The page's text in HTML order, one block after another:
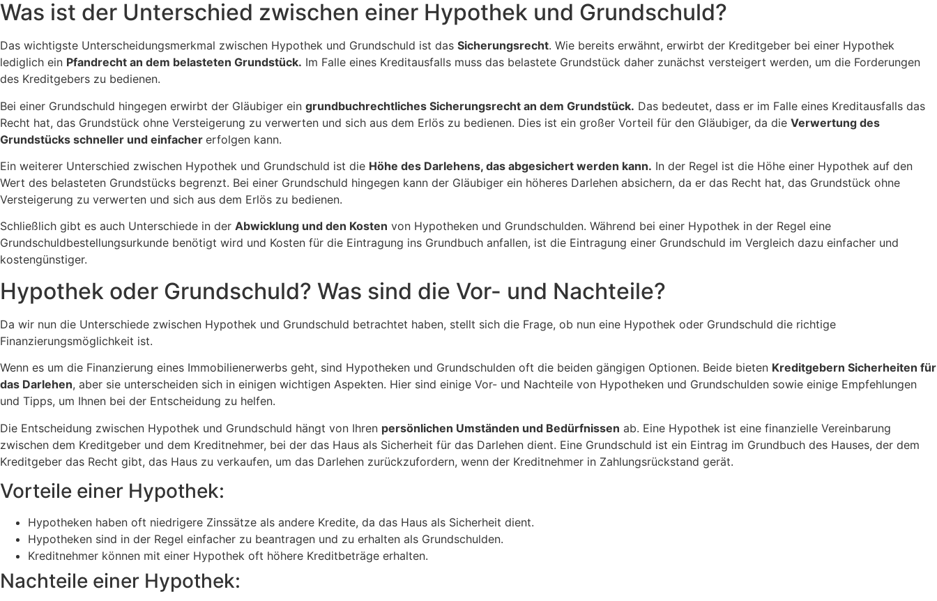
Was ist der Unterschied zwischen einer Hypothek und Grundschuld?
Das wichtigste Unterscheidungsmerkmal zwischen Hypothek und Grundschuld ist das Sicherungsrecht. Wie bereits erwähnt, erwirbt der Kreditgeber bei einer Hypothek
lediglich ein Pfandrecht an dem belasteten Grundstück. Im Falle eines Kreditausfalls muss das belastete Grundstück daher zunächst versteigert werden, um die Forderungen
des Kreditgebers zu bedienen.
Bei einer Grundschuld hingegen erwirbt der Gläubiger ein grundbuchrechtliches Sicherungsrecht an dem Grundstück. Das bedeutet, dass er im Falle eines Kreditausfalls das
Recht hat, das Grundstück ohne Versteigerung zu verwerten und sich aus dem Erlös zu bedienen. Dies ist ein großer Vorteil für den Gläubiger, da die Verwertung des
Grundstücks schneller und einfacher erfolgen kann.
Ein weiterer Unterschied zwischen Hypothek und Grundschuld ist die Höhe des Darlehens, das abgesichert werden kann. In der Regel ist die Höhe einer Hypothek auf den
Wert des belasteten Grundstücks begrenzt. Bei einer Grundschuld hingegen kann der Gläubiger ein höheres Darlehen absichern, da er das Recht hat, das Grundstück ohne
Versteigerung zu verwerten und sich aus dem Erlös zu bedienen.
Schließlich gibt es auch Unterschiede in der Abwicklung und den Kosten von Hypotheken und Grundschulden. Während bei einer Hypothek in der Regel eine
Grundschuldbestellungsurkunde benötigt wird und Kosten für die Eintragung ins Grundbuch anfallen, ist die Eintragung einer Grundschuld im Vergleich dazu einfacher und
kostengünstiger.
Hypothek oder Grundschuld? Was sind die Vor- und Nachteile?
Da wir nun die Unterschiede zwischen Hypothek und Grundschuld betrachtet haben, stellt sich die Frage, ob nun eine Hypothek oder Grundschuld die richtige
Finanzierungsmöglichkeit ist.
Wenn es um die Finanzierung eines Immobilienerwerbs geht, sind Hypotheken und Grundschulden oft die beiden gängigen Optionen. Beide bieten Kreditgebern Sicherheiten für
das Darlehen, aber sie unterscheiden sich in einigen wichtigen Aspekten. Hier sind einige Vor- und Nachteile von Hypotheken und Grundschulden sowie einige Empfehlungen
und Tipps, um Ihnen bei der Entscheidung zu helfen.
Die Entscheidung zwischen Hypothek und Grundschuld hängt von Ihren persönlichen Umständen und Bedürfnissen ab. Eine Hypothek ist eine finanzielle Vereinbarung
zwischen dem Kreditgeber und dem Kreditnehmer, bei der das Haus als Sicherheit für das Darlehen dient. Eine Grundschuld ist ein Eintrag im Grundbuch des Hauses, der dem
Kreditgeber das Recht gibt, das Haus zu verkaufen, um das Darlehen zurückzufordern, wenn der Kreditnehmer in Zahlungsrückstand gerät.
Vorteile einer Hypothek:
Hypotheken haben oft niedrigere Zinssätze als andere Kredite, da das Haus als Sicherheit dient.
Hypotheken sind in der Regel einfacher zu beantragen und zu erhalten als Grundschulden.
Kreditnehmer können mit einer Hypothek oft höhere Kreditbeträge erhalten.
Nachteile einer Hypothek: